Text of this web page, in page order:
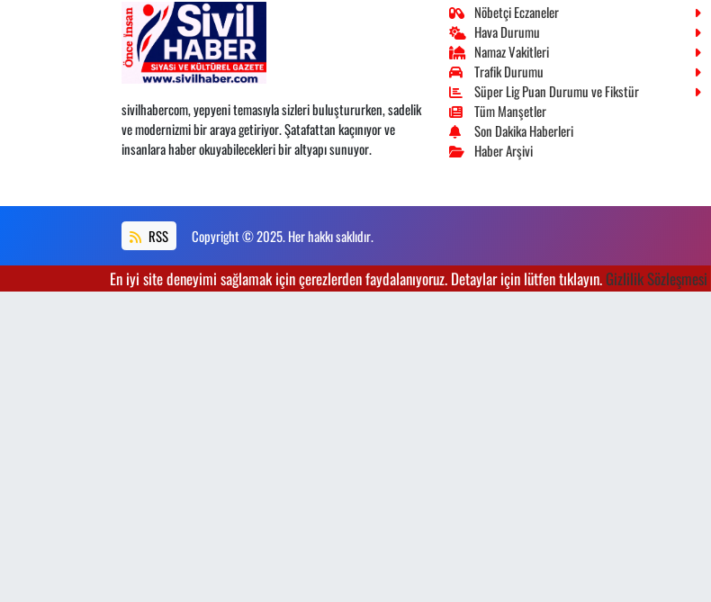
sivilhabercom, yepyeni temasıyla sizleri buluştururken, sadelik
ve modernizmi bir araya getiriyor. Şatafattan kaçınıyor ve
insanlara haber okuyabilecekleri bir altyapı sunuyor.
Nöbetçi Eczaneler
Hava Durumu
Namaz Vakitleri
Trafik Durumu
Süper Lig Puan Durumu ve Fikstür
Tüm Manşetler
Son Dakika Haberleri
Haber Arşivi
RSS Copyright © 2025. Her hakkı saklıdır.
En iyi site deneyimi sağlamak için çerezlerden faydalanıyoruz. Detaylar için lütfen tıklayın.Gizlilik Sözleşmesi